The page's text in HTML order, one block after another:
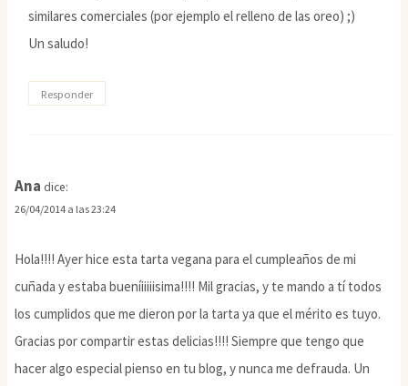
similares comerciales (por ejemplo el relleno de las oreo) ;)
Un saludo!
Responder
Ana dice:
26/04/2014 a las 23:24
Hola!!!! Ayer hice esta tarta vegana para el cumpleaños de mi
cuñada y estaba bueníiiiiisima!!!! Mil gracias, y te mando a tí todos
los cumplidos que me dieron por la tarta ya que el mérito es tuyo.
Gracias por compartir estas delicias!!!! Siempre que tengo que
hacer algo especial pienso en tu blog, y nunca me defrauda. Un